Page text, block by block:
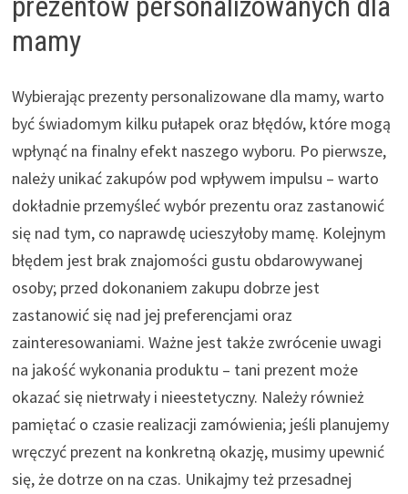
mamy
Wybierając prezenty personalizowane dla mamy, warto
być świadomym kilku pułapek oraz błędów, które mogą
wpłynąć na finalny efekt naszego wyboru. Po pierwsze,
należy unikać zakupów pod wpływem impulsu – warto
dokładnie przemyśleć wybór prezentu oraz zastanowić
się nad tym, co naprawdę ucieszyłoby mamę. Kolejnym
błędem jest brak znajomości gustu obdarowywanej
osoby; przed dokonaniem zakupu dobrze jest
zastanowić się nad jej preferencjami oraz
zainteresowaniami. Ważne jest także zwrócenie uwagi
na jakość wykonania produktu – tani prezent może
okazać się nietrwały i nieestetyczny. Należy również
pamiętać o czasie realizacji zamówienia; jeśli planujemy
wręczyć prezent na konkretną okazję, musimy upewnić
się, że dotrze on na czas. Unikajmy też przesadnej